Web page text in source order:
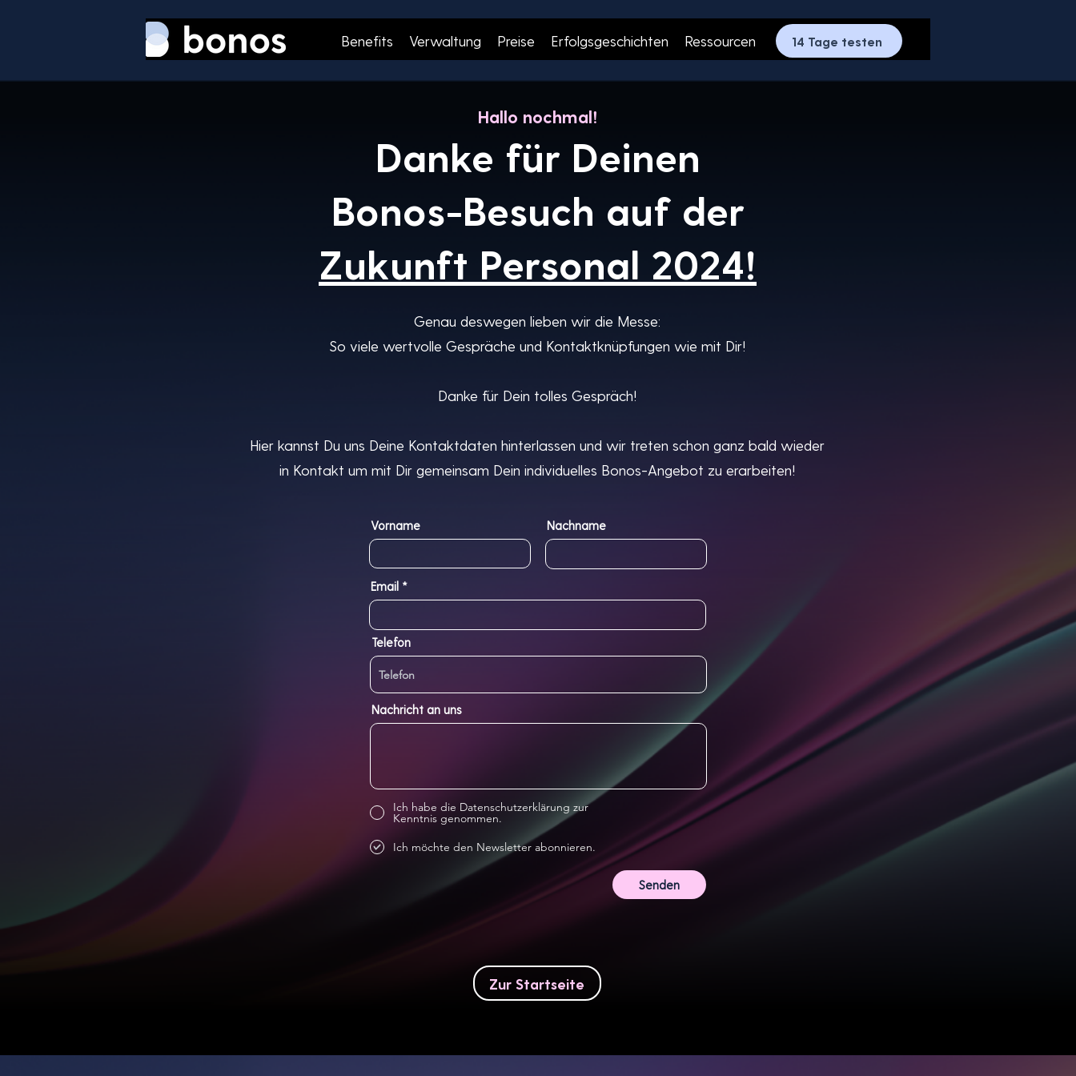
Benefits Verwaltung Preise Erfolgsgeschichten Ressourcen 14 Tage testen
Hallo nochmal!
Danke für Deinen
Bonos-Besuch auf der
Zukunft Personal 2024!
Genau deswegen lieben wir die Messe:
So viele wertvolle Gespräche und Kontaktknüpfungen wie mit Dir!
Danke für Dein tolles Gespräch!
Hier kannst Du uns Deine Kontaktdaten hinterlassen und wir treten schon ganz bald wieder
in Kontakt um mit Dir gemeinsam Dein individuelles Bonos-Angebot zu erarbeiten!
Vorname Nachname
Email
Telefon
Nachricht an uns
Ich habe die Datenschutzerklärung zur
Kenntnis genommen.
Ich möchte den Newsletter abonnieren.
Senden
Zur Startseite